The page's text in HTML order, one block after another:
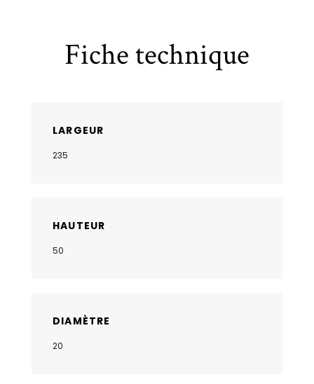
Fiche technique
LARGEUR
235
HAUTEUR
50
DIAMÈTRE
20